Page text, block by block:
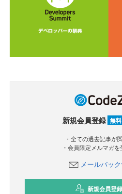
新規会員登録 無料
・全ての過去記事が
・会員限定メルマガ
メールバッ
新規会員登録